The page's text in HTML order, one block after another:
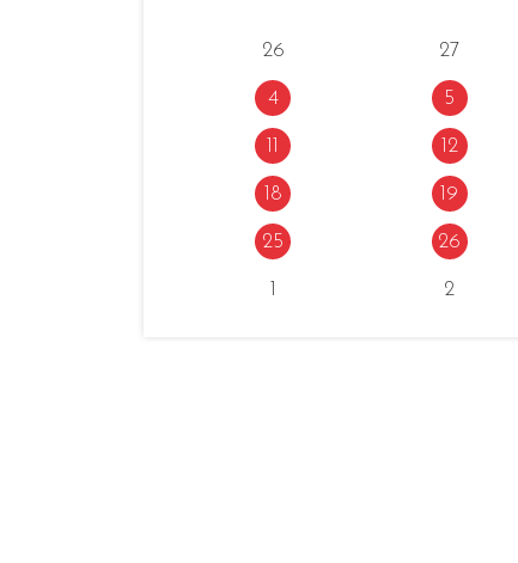
26 27
4 5
11 12
18 19
25 26
1 2